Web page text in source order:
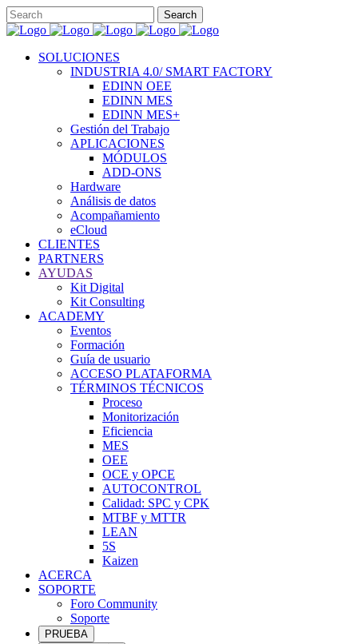
SOLUCIONES
INDUSTRIA 4.0/ SMART FACTORY
EDINN OEE
EDINN MES
EDINN MES+
Gestión del Trabajo
APLICACIONES
MÓDULOS
ADD-ONS
Hardware
Análisis de datos
Acompañamiento
eCloud
CLIENTES
PARTNERS
AYUDAS
Kit Digital
Kit Consulting
ACADEMY
Eventos
Formación
Guía de usuario
ACCESO PLATAFORMA
TÉRMINOS TÉCNICOS
Proceso
Monitorización
Eficiencia
MES
OEE
OCE y OPCE
AUTOCONTROL
Calidad: SPC y CPK
MTBF y MTTR
LEAN
5S
Kaizen
ACERCA
SOPORTE
Foro Community
Soporte
PRUEBA